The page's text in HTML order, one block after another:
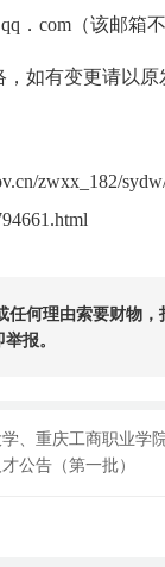
．com（该邮箱
如有变更请以原
zwxx_182/
何理由索要财物，
报。
、重庆工商职业学
公告（第一批）